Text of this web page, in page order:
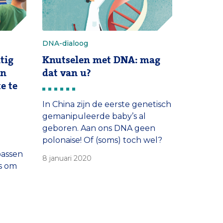
te
om
er
DNA-dialoog
Knutselen met DNA: mag
dat van u?
In China zijn de eerste genetisch
gemanipuleerde baby’s al
geboren. Aan ons DNA geen
polonaise! Of (soms) toch wel?
8 januari 2020